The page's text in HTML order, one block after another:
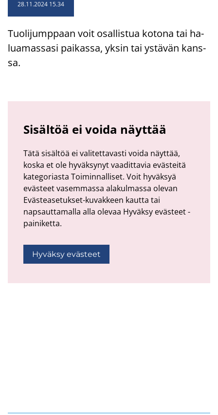
28.11.2024 15.34
Tuo­li­jump­paan voit osal­lis­tua ko­to­na tai ha­
lua­mas­sa­si pai­kas­sa, yksin tai ys­tä­vän kans­
sa.
Sisältöä ei voida näyttää
Tätä sisältöä ei valitettavasti voida näyttää,
koska et ole hyväksynyt vaadittavia evästeitä
kategoriasta Toiminnalliset. Voit hyväksyä
evästeet vasemmassa alakulmassa olevan
Evästeasetukset-kuvakkeen kautta tai
napsauttamalla alla olevaa Hyväksy evästeet -
painiketta.
Hyväksy evästeet